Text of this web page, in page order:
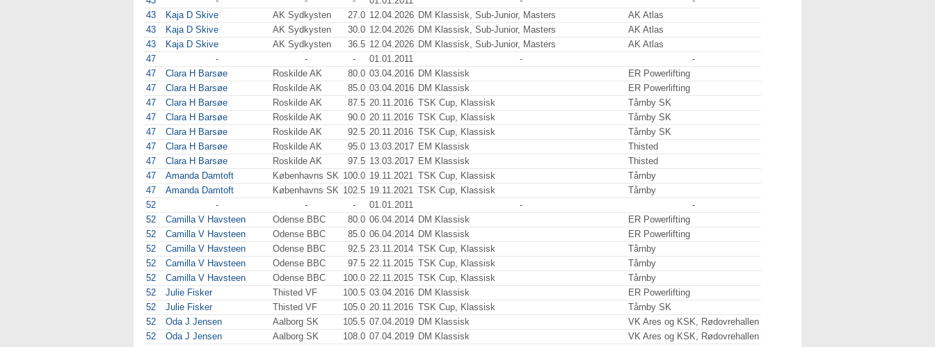
43
Kaja D Skive AK Sydkysten 27.0 12.04.2026 DM Klassisk, Sub-Junior, Masters
AK Atlas
43
Kaja D Skive AK Sydkysten 30.0 12.04.2026 DM Klassisk, Sub-Junior, Masters
AK Atlas
43
Kaja D Skive AK Sydkysten 36.5 12.04.2026 DM Klassisk, Sub-Junior, Masters
AK Atlas
47
- - - 01.01.2011 -
-
47
Clara H Barsøe Roskilde AK 80.0 03.04.2016 DM Klassisk
ER Powerlifting
47
Clara H Barsøe Roskilde AK 85.0 03.04.2016 DM Klassisk
ER Powerlifting
47
Clara H Barsøe Roskilde AK 87.5 20.11.2016 TSK Cup, Klassisk
Tårnby SK
47
Clara H Barsøe Roskilde AK 90.0 20.11.2016 TSK Cup, Klassisk
Tårnby SK
47
Clara H Barsøe Roskilde AK 92.5 20.11.2016 TSK Cup, Klassisk
Tårnby SK
47
Clara H Barsøe Roskilde AK 95.0 13.03.2017 EM Klassisk
Thisted
47
Clara H Barsøe Roskilde AK 97.5 13.03.2017 EM Klassisk
Thisted
47
Amanda Damtoft Københavns SK 100.0 19.11.2021 TSK Cup, Klassisk
Tårnby
47
Amanda Damtoft Københavns SK 102.5 19.11.2021 TSK Cup, Klassisk
Tårnby
52
- - - 01.01.2011 -
-
52
Camilla V Havsteen Odense BBC 80.0 06.04.2014 DM Klassisk
ER Powerlifting
52
Camilla V Havsteen Odense BBC 85.0 06.04.2014 DM Klassisk
ER Powerlifting
52
Camilla V Havsteen Odense BBC 92.5 23.11.2014 TSK Cup, Klassisk
Tårnby
52
Camilla V Havsteen Odense BBC 97.5 22.11.2015 TSK Cup, Klassisk
Tårnby
52
Camilla V Havsteen Odense BBC 100.0 22.11.2015 TSK Cup, Klassisk
Tårnby
52
Julie Fisker Thisted VF 100.5 03.04.2016 DM Klassisk
ER Powerlifting
52
Julie Fisker Thisted VF 105.0 20.11.2016 TSK Cup, Klassisk
Tårnby SK
52
Oda J Jensen Aalborg SK 105.5 07.04.2019 DM Klassisk
VK Ares og KSK, Rødovrehallen
52
Oda J Jensen Aalborg SK 108.0 07.04.2019 DM Klassisk
VK Ares og KSK, Rødovrehallen